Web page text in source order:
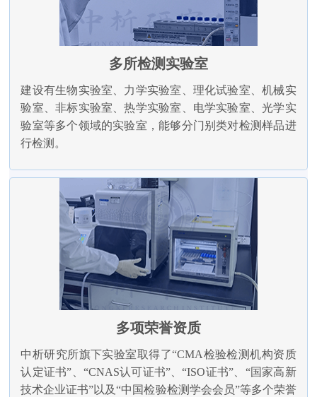
多所检测实验室
建设有生物实验室、力学实验室、理化试验室、机械实
验室、非标实验室、热学实验室、电学实验室、光学实
验室等多个领域的实验室，能够分门别类对检测样品进
行检测。
多项荣誉资质
中析研究所旗下实验室取得了“CMA检验检测机构资质
认定证书”、“CNAS认可证书”、“ISO证书”、“国家高新
技术企业证书”以及“中国检验检测学会会员”等多个荣誉